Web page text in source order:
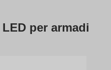
per armadi